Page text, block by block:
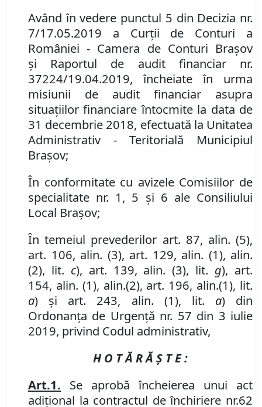
Având în vedere punctul 5 din Decizia nr.
7/17.05.2019 a Curții de Conturi a
României - Camera de Conturi Brașov
și Raportul de audit financiar nr.
37224/19.04.2019, încheiate în urma
misiunii de audit financiar asupra
situațiilor financiare întocmite la data de
31 decembrie 2018, efectuată la Unitatea
Administrativ - Teritorială Municipiul
Brașov;
În conformitate cu avizele Comisiilor de
specialitate nr. 1, 5 și 6 ale Consiliului
Local Brașov;
În temeiul prevederilor art. 87, alin. (5),
art. 106, alin. (3), art. 129, alin. (1), alin.
(2), lit. c), art. 139, alin.(3), lit. g), art.
154, alin. (1), alin.(2), art. 196, alin.(1), lit.
a) și art. 243, alin. (1), lit. a) din
Ordonanța de Urgență nr. 57 din 3 iulie
2019, privind Codul administrativ,
H O T Ă R Ă Ş T E :
Art.1. Se aprobă încheierea unui act
adițional la contractul deînchiriere nr.62